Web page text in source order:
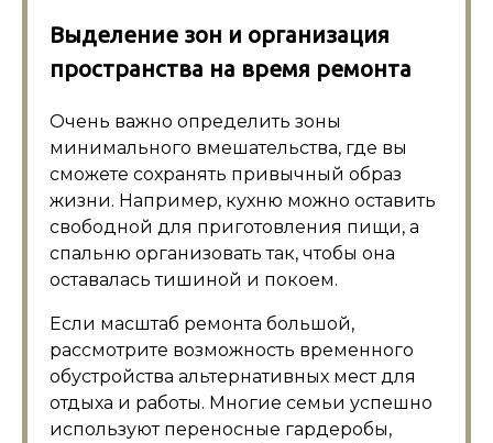
Выделение зон и организация
пространства на время ремонта
Очень важно определить зоны
минимального вмешательства, где вы
сможете сохранять привычный образ
жизни. Например, кухню можно оставить
свободной для приготовления пищи, а
спальню организовать так, чтобы она
оставалась тишиной и покоем.
Если масштаб ремонта большой,
рассмотрите возможность временного
обустройства альтернативных мест для
отдыха и работы. Многие семьи успешно
используют переносные гардеробы,